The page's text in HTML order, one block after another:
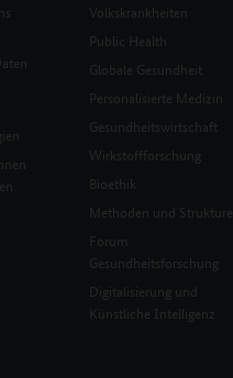
Volkskrankheiten
Public Health
Globale Gesundheit
Personalisierte Medizin
Gesundheitswirtschaft
Wirkstoffforschung
Bioethik
Methoden und
Forum
Gesundheitsforschung
Digitalisierung und
Künstliche Intelligenz